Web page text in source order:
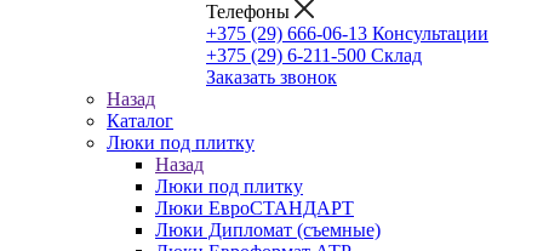
Телефоны
+375 (29) 666-06-13 Консультации
+375 (29) 6-211-500 Склад
Заказать звонок
Назад
Каталог
Люки под плитку
Назад
Люки под плитку
Люки ЕвроСТАНДАРТ
Люки Дипломат (съемные)